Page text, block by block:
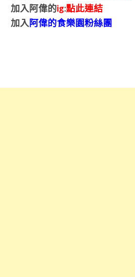
加入阿偉的ig:點此連結
加入阿偉的食樂園粉絲團